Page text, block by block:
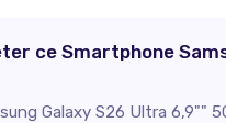
ce Smartphone
Galaxy S26 Ultra 6,9""